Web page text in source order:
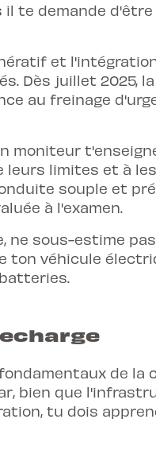
te demande
et
Dès juillet 2025,
au freinage
moniteur
leurs limites et à
souple et
à l'examen.
ne sous-estime
ton véhicule
de la
bien que
tu dois